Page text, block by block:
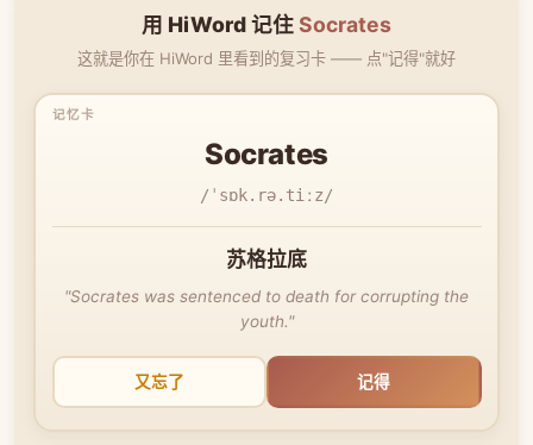
用 HiWord 记住Socrates
这就是你在 HiWord 里看到的复习卡 —— 点"记得"就好
Socrates
/ˈsɒk.rə.tiːz/
苏格拉底
"Socrates was sentenced to death for corrupting the
youth."
又忘了 记得